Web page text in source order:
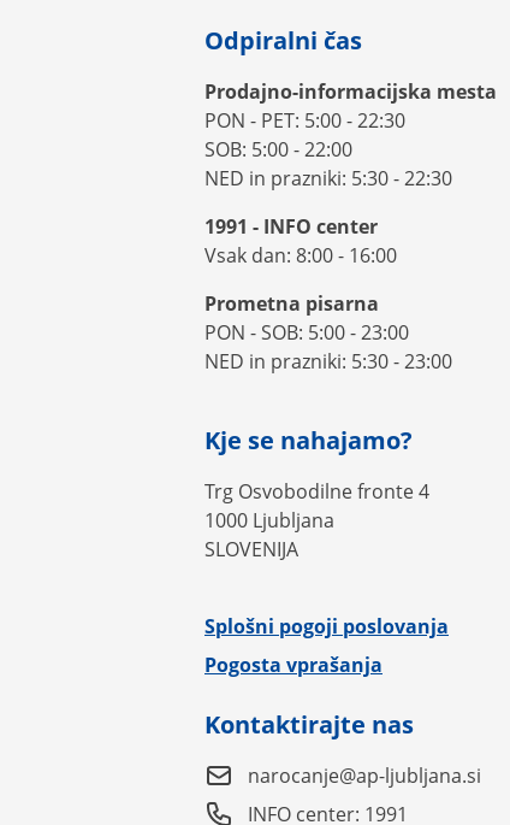
Odpiralni čas
Prodajno-informacijska mesta
PON - PET: 5:00 - 22:30
SOB: 5:00 - 22:00
NED in prazniki: 5:30 - 22:30
1991 - INFO center
Vsak dan: 8:00 - 16:00
Prometna pisarna
PON - SOB: 5:00 - 23:00
NED in prazniki: 5:30 - 23:00
Kje se nahajamo?
Trg Osvobodilne fronte 4
1000 Ljubljana
SLOVENIJA
Splošni pogoji poslovanja
Pogosta vprašanja
Kontaktirajte nas
narocanje@ap-ljubljana.si
INFO center: 1991